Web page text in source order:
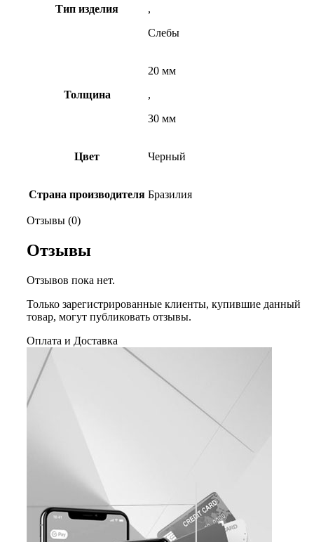
Тип изделия
,
Слебы
Толщина
20 мм
,
30 мм
Цвет Черный
Страна производителя Бразилия
Отзывы (0)
Отзывы
Отзывов пока нет.
Только зарегистрированные клиенты, купившие данный
товар, могут публиковать отзывы.
Оплата и Доставка